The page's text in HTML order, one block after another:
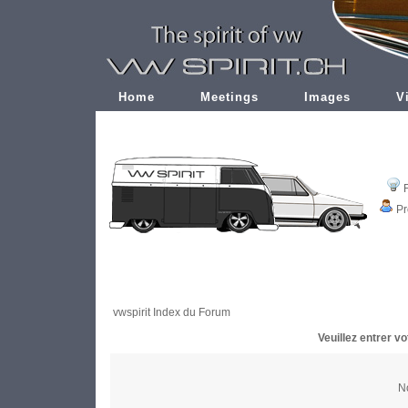
Home Meetings Images
vwspirit Index du Forum
Veuillez entrer